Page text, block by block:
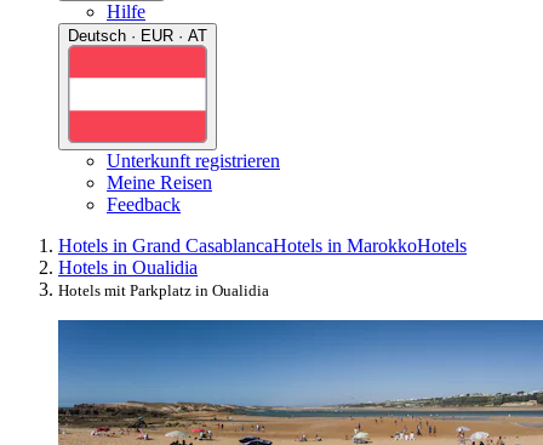
Hilfe
Deutsch · EUR · AT
Unterkunft registrieren
Meine Reisen
Feedback
Hotels in Grand CasablancaHotels in MarokkoHotels
Hotels in Oualidia
Hotels mit Parkplatz in Oualidia